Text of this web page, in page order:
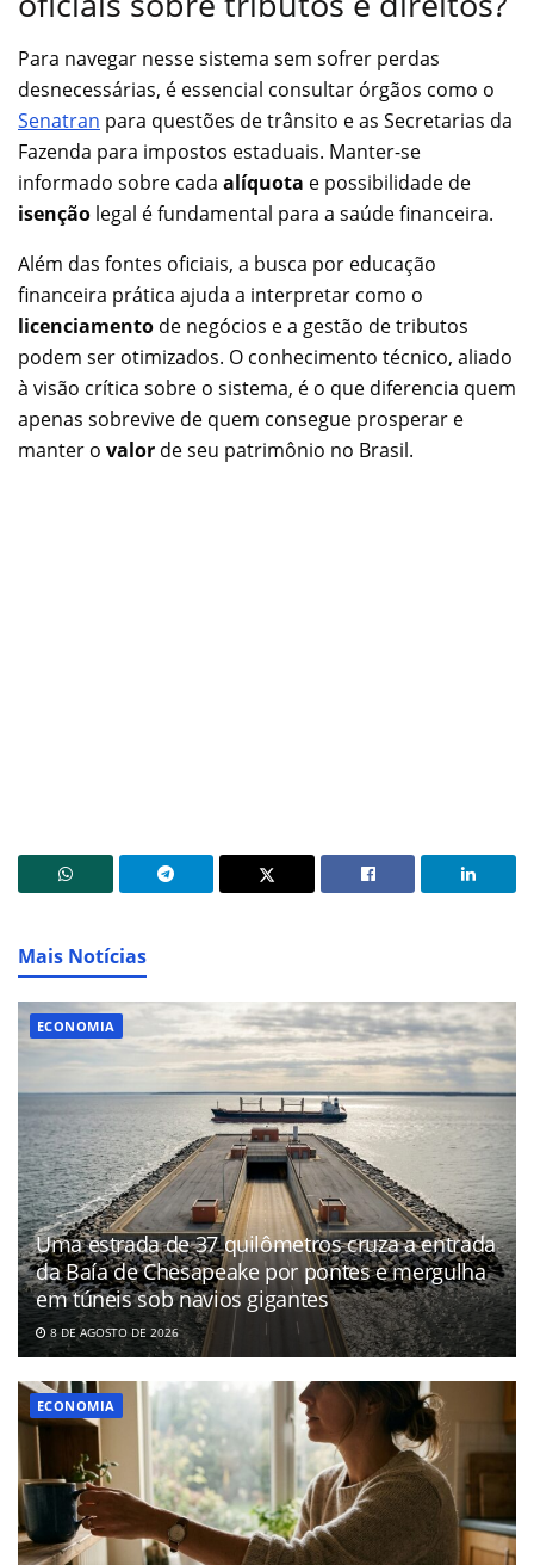
Para navegar nesse sistema sem sofrer perdas
desnecessárias, é essencial consultar órgãos como o
Senatran para questões de trânsito e as Secretarias da
Fazenda para impostos estaduais. Manter-se
informado sobre cada alíquota e possibilidade de
isenção legal é fundamental para a saúde financeira.
Além das fontes oficiais, a busca por educação
financeira prática ajuda a interpretar como o
licenciamento de negócios e a gestão de tributos
podem ser otimizados. O conhecimento técnico, aliado
à visão crítica sobre o sistema, é o que diferencia quem
apenas sobrevive de quem consegue prosperar e
manter o valor de seu patrimônio no Brasil.
Mais Notícias
ECONOMIA
Uma estrada de 37 quilômetros cruza a entrada
da Baía de Chesapeake por pontes e mergulha
em túneis sob navios gigantes
8 DE AGOSTO DE 2026
ECONOMIA